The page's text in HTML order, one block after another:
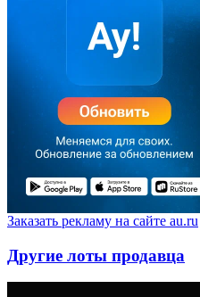
Заказать рекламу на сайте au.ru
Другие лоты продавца